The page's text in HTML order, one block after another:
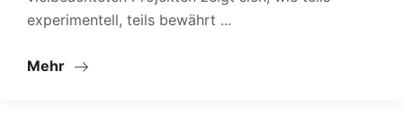
experimentell, teils bewährt ...
Mehr